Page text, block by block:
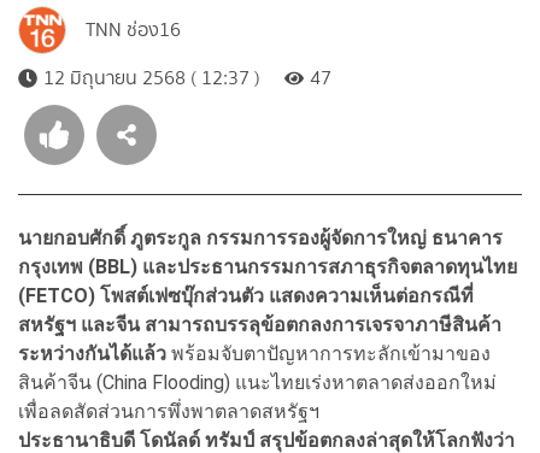
TNN ช่อง16
12 มิถุนายน 2568 ( 12:37 )
47
นายกอบศักดิ์ ภูตระกูล กรรมการรองผู้จัดการใหญ่ ธนาคาร
กรุงเทพ (BBL) และประธานกรรมการสภาธุรกิจตลาดทุนไทย
(FETCO) โพสต์เฟซบุ๊กส่วนตัว แสดงความเห็นต่อกรณีที่
สหรัฐฯ และจีน สามารถบรรลุข้อตกลงการเจรจาภาษีสินค้า
ระหว่างกันได้แล้ว พร้อมจับตาปัญหาการทะลักเข้ามาของ
สินค้าจีน (China Flooding) แนะไทยเร่งหาตลาดส่งออกใหม่
เพื่อลดสัดส่วนการพึ่งพาตลาดสหรัฐฯ
ประธานาธิบดี โดนัลด์ ทรัมป์ สรุปข้อตกลงล่าสุดให้โลกฟังว่า